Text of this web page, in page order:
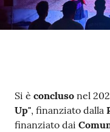
Contenuto
Si è concluso nel
Up", finanziato dalla
finanziato dai